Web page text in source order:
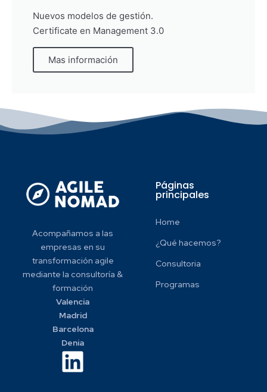
Nuevos modelos de gestión.
Certificate en Management 3.0
Mas información
Acompañamos a las
empresas en su
transformación agile
mediante la consultoría &
formación
Valencia
Madrid
Barcelona
Denia
Páginas
principales
Home
¿Qué hacemos?
Consultoria
Programas